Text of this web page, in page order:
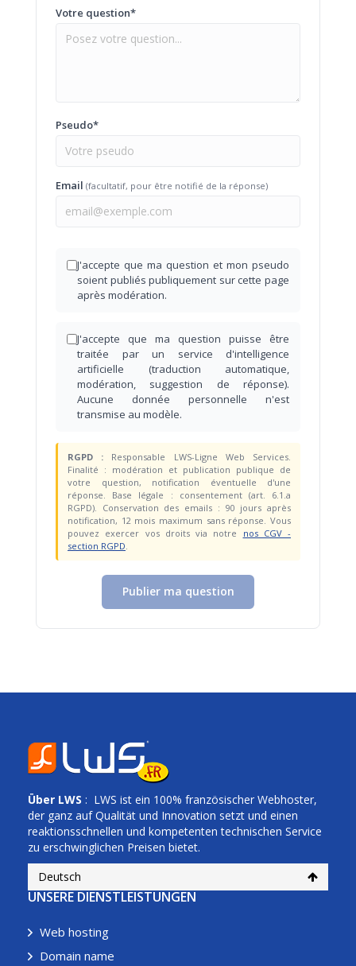
Votre question*
Pseudo*
Email (facultatif, pour être notifié de la réponse)
J'accepte que ma question et mon pseudo
soient publiés publiquement sur cette page
après modération.
J'accepte que ma question puisse être
traitée par un service d'intelligence
artificielle (traduction automatique,
modération, suggestion de réponse).
Aucune donnée personnelle n'est
transmise au modèle.
RGPD : Responsable LWS-Ligne Web Services.
Finalité : modération et publication publique de
votre question, notification éventuelle d'une
réponse. Base légale : consentement (art. 6.1.a
RGPD). Conservation des emails : 90 jours après
notification, 12 mois maximum sans réponse. Vous
pouvez exercer vos droits via notre nos CGV -
section RGPD
Publier ma question
Über LWS : LWS ist ein 100% französischer Webhoster,
der ganz auf Qualität und Innovation setzt und einen
reaktionsschnellen und kompetenten technischen Service
zu erschwinglichen Preisen bietet.
Deutsch
UNSERE DIENSTLEISTUNGEN
Web hosting
Domain name